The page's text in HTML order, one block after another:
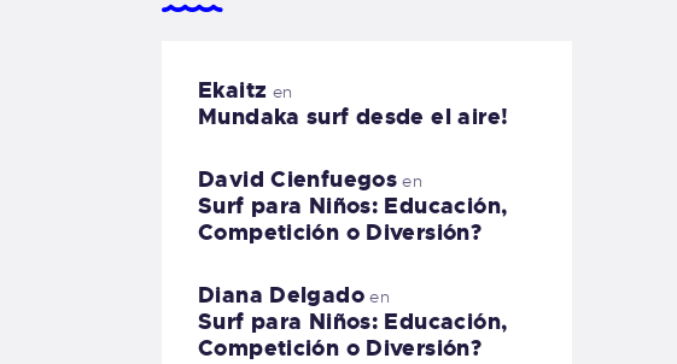
Ekaitz en
Mundaka surf desde el aire!
David Cienfuegos en
Surf para Niños: Educación,
Competición o Diversión?
Diana Delgadoen
Surf para Niños: Educación,
Competición o Diversión?